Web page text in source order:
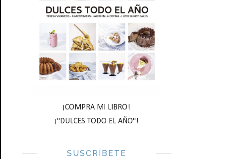
¡COMPRA MI LIBRO!
¡"DULCES TODO EL AÑO"!
SUSCRÍBETE